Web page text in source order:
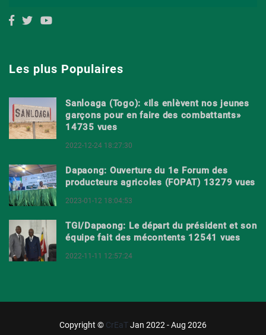
Les plus Populaires
Sanloaga (Togo): «Ils enlèvent nos jeunes
garçons pour en faire des combattants»
14735 vues
2022-12-24 18:27:30
Dapaong: Ouverture du 1e Forum des
producteurs agricoles (FOPAT) 13279 vues
2023-01-12 18:04:53
TGI/Dapaong: Le départ du président et son
équipe fait des mécontents 12541 vues
2022-11-11 12:57:24
Copyright © CrEaTJan 2022 - Aug 2026